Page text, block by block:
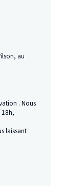
au
. Nous
laissant